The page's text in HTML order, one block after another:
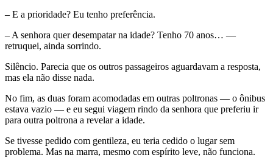
– E a prioridade? Eu tenho preferência.
– A senhora quer desempatar na idade? Tenho 70 anos… —
retruquei, ainda sorrindo.
Silêncio. Parecia que os outros passageiros aguardavam a resposta,
mas ela não disse nada.
No fim, as duas foram acomodadas em outras poltronas — o ônibus
estava vazio — e eu segui viagem rindo da senhora que preferiu ir
para outra poltrona a revelar a idade.
Se tivesse pedido com gentileza, eu teria cedido o lugar sem
problema. Mas na marra, mesmo com espírito leve, não funciona.